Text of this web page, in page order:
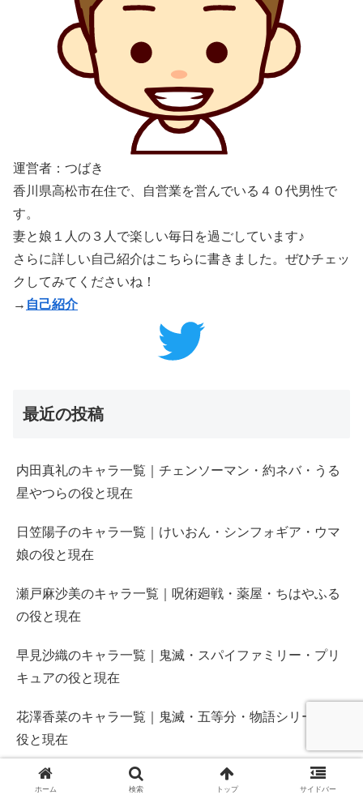
運営者：つばき
香川県高松市在住で、自営業を営んでいる４０代男性で
す。
妻と娘１人の３人で楽しい毎日を過ごしています♪
さらに詳しい自己紹介はこちらに書きました。ぜひチェッ
クしてみてくださいね！
→ 自己紹介
最近の投稿
内田真礼のキャラ一覧｜チェンソーマン・約ネバ・うる
星やつらの役と現在
日笠陽子のキャラ一覧｜けいおん・シンフォギア・ウマ
娘の役と現在
瀬戸麻沙美のキャラ一覧｜呪術廻戦・薬屋・ちはやふる
の役と現在
早見沙織のキャラ一覧｜鬼滅・スパイファミリー・プリ
キュアの役と現在
花澤香菜のキャラ一覧｜鬼滅・五等分・物語シリーズの
役と現在
【ガンダムRGアレックスゼロ】アレックスとの関係は？
ホーム 検索 トップ サイドバー